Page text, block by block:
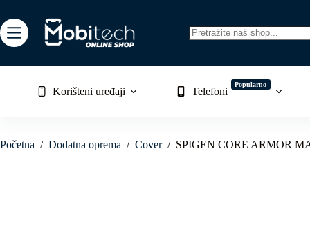
to
content
Korišteni uređaji Telefoni
Popularno
Početna / Dodatna oprema / Cover / SPIGEN CORE ARMOR